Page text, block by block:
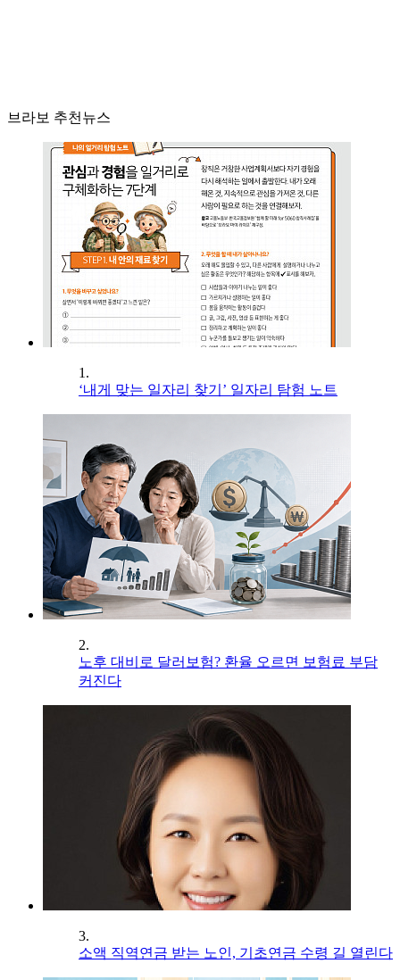
브라보 추천뉴스
1.
‘내게 맞는 일자리 찾기’ 일자리 탐험 노트
2.
노후 대비로 달러보험? 환율 오르면 보험료 부담
커진다
3.
소액 직역연금 받는 노인, 기초연금 수령 길 열린다